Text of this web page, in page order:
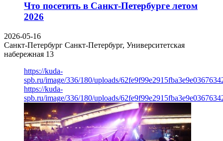
Что посетить в Санкт-Петербурге летом
2026
2026-05-16
Санкт-Петербург Санкт-Петербург, Университетская
набережная 13
https://kuda-
spb.ru/image/336/180/uploads/
https://kuda-
spb.ru/image/336/180/uploads/